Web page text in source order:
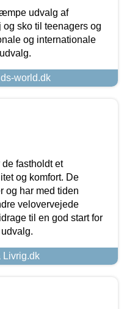
udvalg af
sko til teenagers og
og internationale
world.dk
fastholdt et
og komfort. De
og har med tiden
velovervejede
til en god start for
Livrig.dk